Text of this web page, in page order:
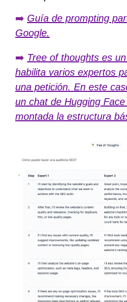
➡️ Guía de prompting
Google.
➡️ Tree of thoughts es
habilita varios expertos
una petición. En este
un chat de Hugging
montada la estructura